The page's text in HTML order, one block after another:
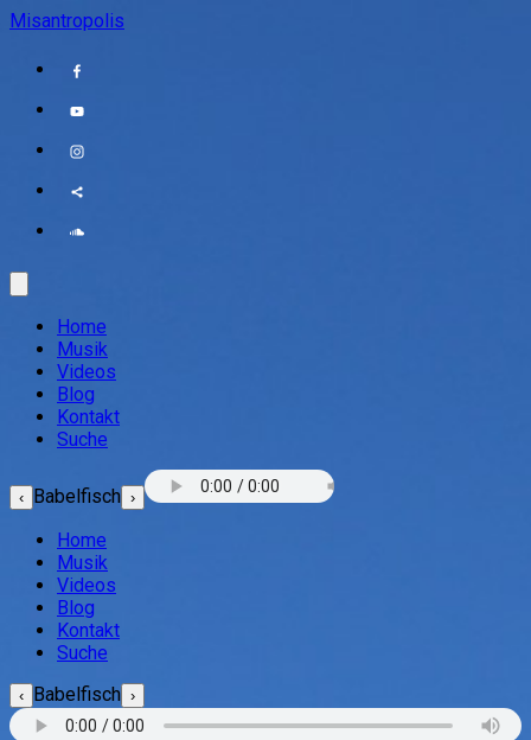
Misantropolis
Home
Musik
Videos
Blog
Kontakt
Suche
‹ Babelfisch ›
Home
Musik
Videos
Blog
Kontakt
Suche
‹ Babelfisch ›